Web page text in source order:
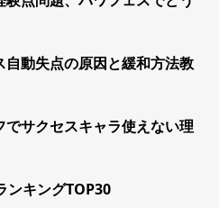
自動失点の原因と緩和方法教
サクセスキャラ使えない理
ンキングTOP30